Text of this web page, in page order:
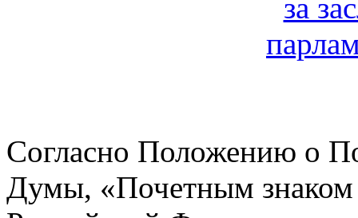
Согласно Положению о
Думы, «Почетным знаком